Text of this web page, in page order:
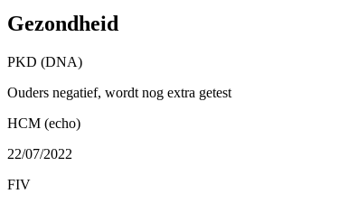
Gezondheid
PKD (DNA)
Ouders negatief, wordt nog extra getest
HCM (echo)
22/07/2022
FIV